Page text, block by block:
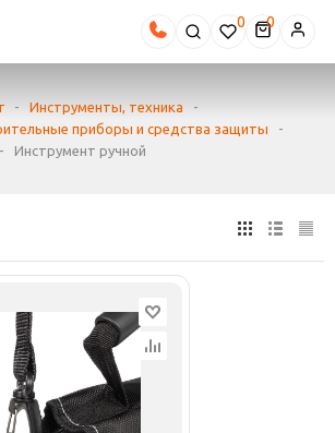
0
- Инструменты, техника
-
приборы и средства защиты
-
- Инструмент ручной